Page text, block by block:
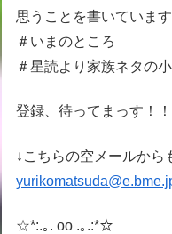
思うことを書いています
＃いまのところ
＃星読より家族ネタの
登録、待ってまっす！！
↓こちらの空メールから
☆*:.｡. oo .｡.:*☆